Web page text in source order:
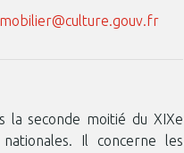
la seconde moitié du XIXe
Il concerne les